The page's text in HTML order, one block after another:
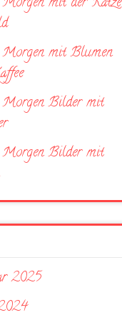
mit Blumen
Morgen Bilder mit
Morgen Bilder mit
2025